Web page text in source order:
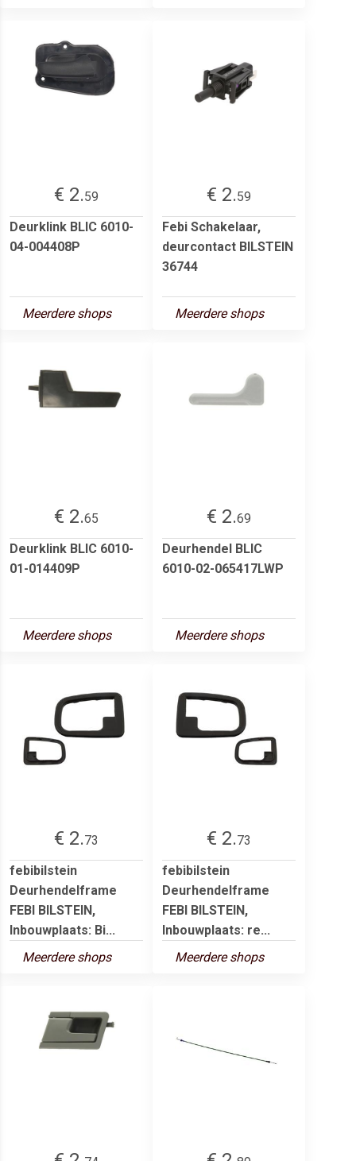
€ 2.59
Deurklink BLIC 6010-
04-004408P
Meerdere shops
€ 2.59
Febi Schakelaar,
deurcontact BILSTEIN
36744
Meerdere shops
€ 2.65
Deurklink BLIC 6010-
01-014409P
Meerdere shops
€ 2.69
Deurhendel BLIC
6010-02-065417LWP
Meerdere shops
€ 2.73
febibilstein
Deurhendelframe
FEBI BILSTEIN,
Inbouwplaats: Bi...
Meerdere shops
€ 2.73
febibilstein
Deurhendelframe
FEBI BILSTEIN,
Inbouwplaats: re...
Meerdere shops